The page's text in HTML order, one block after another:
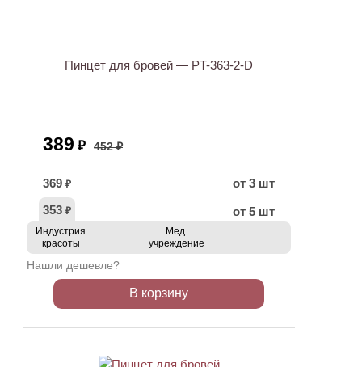
Пинцет для бровей — PT-363-2-D
389 ₽ 452 ₽
369 ₽
от 3 шт
353 ₽ от 5 шт
Индустрия
красоты
Мед.
учреждение
Нашли дешевле?
В корзину